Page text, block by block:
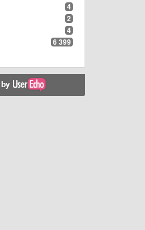
4
2
4
6 399